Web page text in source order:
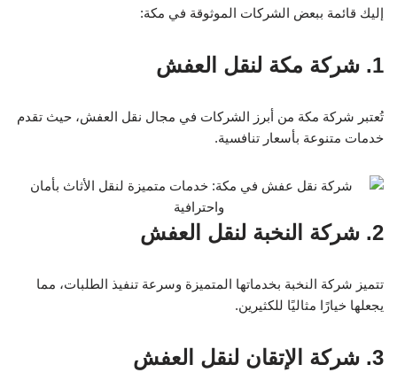
إليك قائمة ببعض الشركات الموثوقة في مكة:
1. شركة مكة لنقل العفش
تُعتبر شركة مكة من أبرز الشركات في مجال نقل العفش، حيث تقدم
خدمات متنوعة بأسعار تنافسية.
2. شركة النخبة لنقل العفش
تتميز شركة النخبة بخدماتها المتميزة وسرعة تنفيذ الطلبات، مما
يجعلها خيارًا مثاليًا للكثيرين.
3. شركة الإتقان لنقل العفش